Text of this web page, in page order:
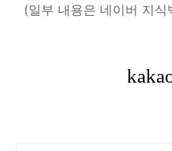
(일부 내용은 네이버 지